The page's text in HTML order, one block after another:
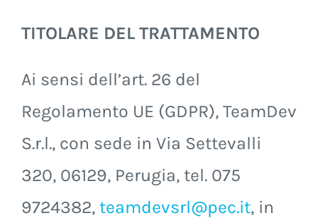
TITOLARE DEL TRATTAMENTO
Ai sensi dell’art. 26 del
Regolamento UE (GDPR), TeamDev
S.r.l., con sede in Via Settevalli
320, 06129, Perugia, tel. 075
9724382, teamdevsrl@pec.it, in